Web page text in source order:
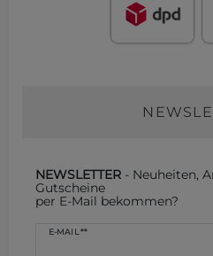
NEWSLETTER - Neuheiten,
Gutscheine
per E-Mail bekommen?
E-MAIL **
Newsletter